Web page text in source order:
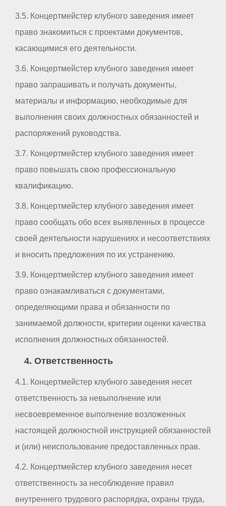
3.5. Концертмейстер клубного заведения имеет
право знакомиться с проектами документов,
касающимися его деятельности.
3.6. Концертмейстер клубного заведения имеет
право запрашивать и получать документы,
материалы и информацию, необходимые для
выполнения своих должностных обязанностей и
распоряжений руководства.
3.7. Концертмейстер клубного заведения имеет
право повышать свою профессиональную
квалификацию.
3.8. Концертмейстер клубного заведения имеет
право сообщать обо всех выявленных в процессе
своей деятельности нарушениях и несоответствиях
и вносить предложения по их устранению.
3.9. Концертмейстер клубного заведения имеет
право ознакамливаться с документами,
определяющими права и обязанности по
занимаемой должности, критерии оценки качества
исполнения должностных обязанностей.
4. Ответственность
4.1. Концертмейстер клубного заведения несет
ответственность за невыполнение или
несвоевременное выполнение возложенных
настоящей должностной инструкцией обязанностей
и (или) неиспользование предоставленных прав.
4.2. Концертмейстер клубного заведения несет
ответственность за несоблюдение правил
внутреннего трудового распорядка, охраны труда,